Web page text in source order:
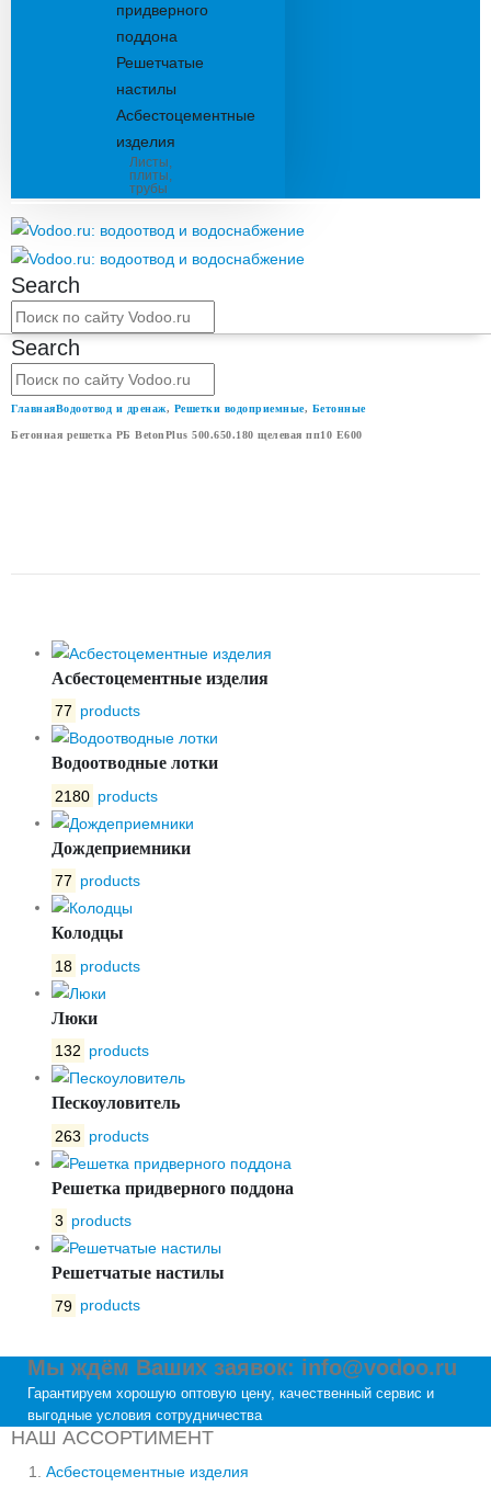
придверного
поддона
Решетчатые
настилы
Асбестоцементные
изделия
Листы,
плиты,
трубы
Search
Search
ГлавнаяВодоотвод и дренаж, Решетки водоприемные, Бетонные
Бетонная решетка РБ BetonPlus 500.650.180 щелевая пп10 E600
Асбестоцементные изделия
77 products
Водоотводные лотки
2180 products
Дождеприемники
77 products
Колодцы
18 products
Люки
132 products
Пескоуловитель
263 products
Решетка придверного поддона
3 products
Решетчатые настилы
79 products
Мы ждём Ваших заявок: info@vodoo.ru
Гарантируем хорошую оптовую цену, качественный сервис и
выгодные условия сотрудничества
НАШ АССОРТИМЕНТ
Асбестоцементные изделия